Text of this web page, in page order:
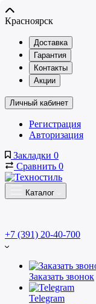
Красноярск
Доставка
Гарантия
Контакты
Акции
Личный кабинет
Регистрация
Авторизация
Закладки 0
Сравнить 0
Каталог
+7 (391) 20-40-700
Заказать звонок
Telegram